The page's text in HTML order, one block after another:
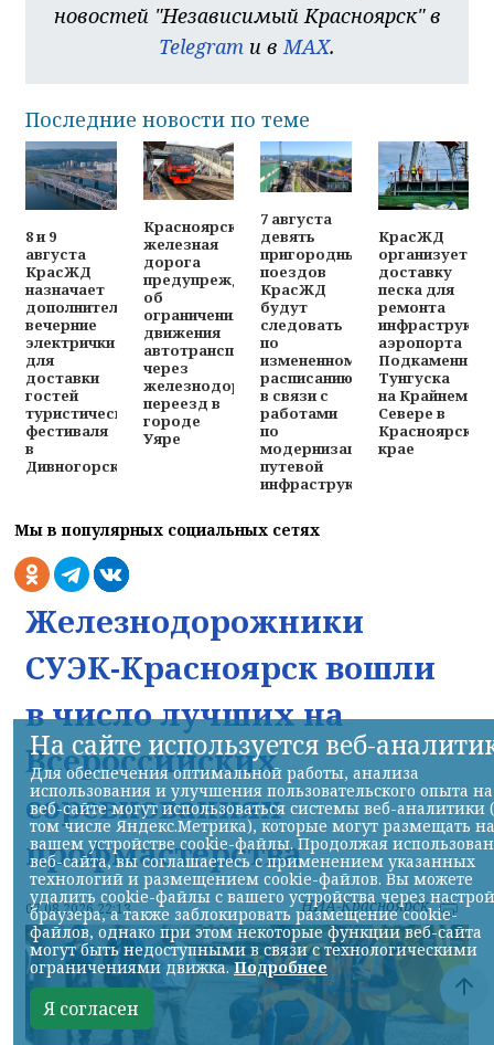
новостей "Независимый Красноярск" в
Telegram и вMAX.
Последние новости по теме
8 и 9
августа
КрасЖД
назначает
дополнительные
вечерние
электрички
для
доставки
гостей
туристического
фестиваля
в
Дивногорске
Красноярская
железная
дорога
предупреждает
об
ограничениях
движения
автотранспорта
через
железнодорожный
переезд в
городе
Уяре
7 августа
девять
пригородных
поездов
КрасЖД
будут
следовать
по
измененному
расписанию
в связи с
работами
по
модернизации
путевой
инфраструктуры
КрасЖД
организует
доставку
песка для
ремонта
аэропорта
Подкаменная
Тунгуска
на Крайнем
Севере в
Красноярском
крае
Мы в популярных социальных сетях
Железнодорожники
СУЭК-Красноярск вошли
в число лучших на
Всероссийских
соревнованиях
профмастерства
07.08.2026 22:13 НИА-Красноярск
На сайте используется веб-
Для обеспечения оптимальной работы, анализа
использования и улучшения пользовательского опыта на
веб-сайте могут использоваться системы веб-аналитики
том числе Яндекс.Метрика), которые могут размещать на
вашем устройстве cookie-файлы. Продолжая
веб-сайта, вы соглашаетесь с применением указанных
технологий и размещением cookie-файлов. Вы можете
удалить cookie-файлы с вашего устройства через
браузера, а также заблокировать размещение cookie-
файлов, однако при этом некоторые функции веб-сайта
могут быть недоступными в связи с технологическими
ограничениями движка.Подробнее
Я согласен